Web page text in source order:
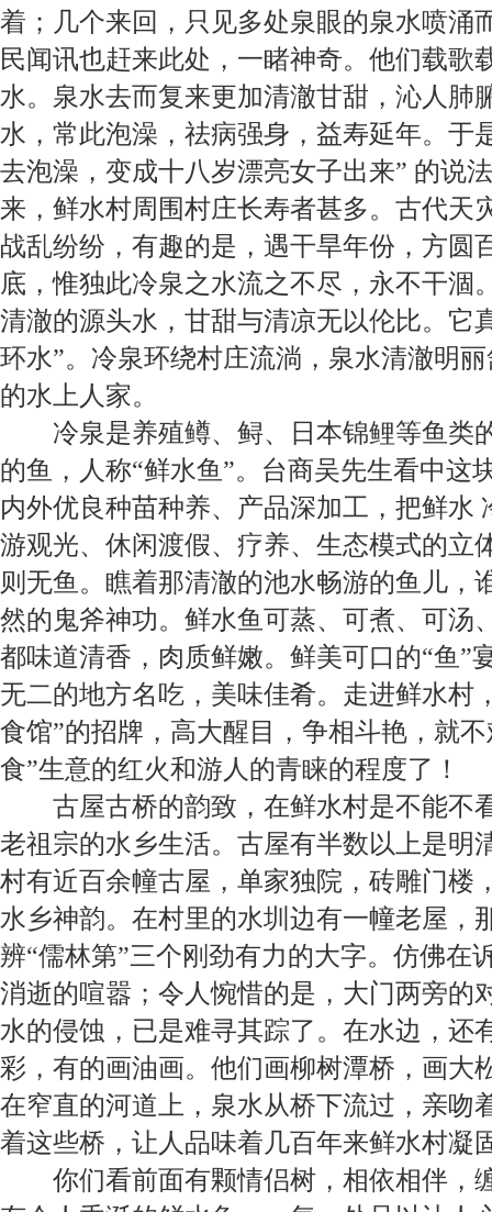
着；几个来回，只见多处泉眼的泉水喷涌
民闻讯也赶来此处，一睹神奇。他们载歌
水。泉水去而复来更加清澈甘甜，沁人肺
水，常此泡澡，祛病强身，益寿延年。于
去泡澡，变成十八岁漂亮女子出来” 的说
来， 鲜水村周围村庄长寿者甚多。古代天
战乱纷纷，有趣的是，遇干旱年份，方圆
底，惟独此冷泉之水流之不尽，永不干涸
清澈的源头水，甘甜与清凉无以伦比。它
环水”。冷泉环绕村庄流淌，泉水清澈明
的水上人家。
冷泉是养殖鳟、鲟、日本锦鲤等鱼类
的鱼，人称“鲜水鱼”。台商吴先生看中这
内外优良种苗种养、产品深加工，把鲜水
游观光、休闲渡假、疗养、生态模式的立
则无鱼。瞧着那清澈的池水畅游的鱼儿，
然的鬼斧神功。鲜水鱼可蒸、可煮、可汤
都味道清香，肉质鲜嫩。鲜美可口的“鱼”
无二的地方名吃，美味佳肴。走进鲜水村
食馆”的招牌，高大醒目，争相斗艳，就
食”生意的红火和游人的青睐的程度了！
古屋古桥的韵致，在鲜水村是不能不
老祖宗的水乡生活。古屋有半数以上是明
村有近百余幢古屋，单家独院，砖雕门楼
水乡神韵。在村里的水圳边有一幢老屋，
辨“儒林第”三个刚劲有力的大字。仿佛在
消逝的喧嚣；令人惋惜的是，大门两旁的
水的侵蚀，已是难寻其踪了。在水边，还
彩，有的画油画。他们画柳树潭桥，画大
在窄直的河道上，泉水从桥下流过，亲吻
着这些桥，让人品味着几百年来鲜水村凝
你们看前面有颗情侣树，相依相伴，